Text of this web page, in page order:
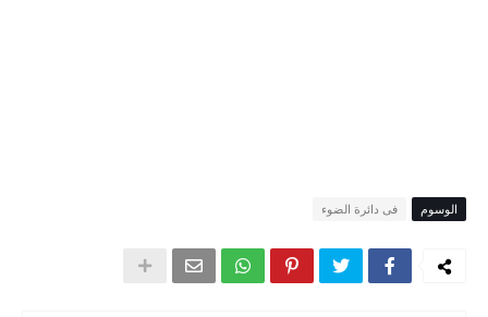
الوسوم فى دائرة الضوء